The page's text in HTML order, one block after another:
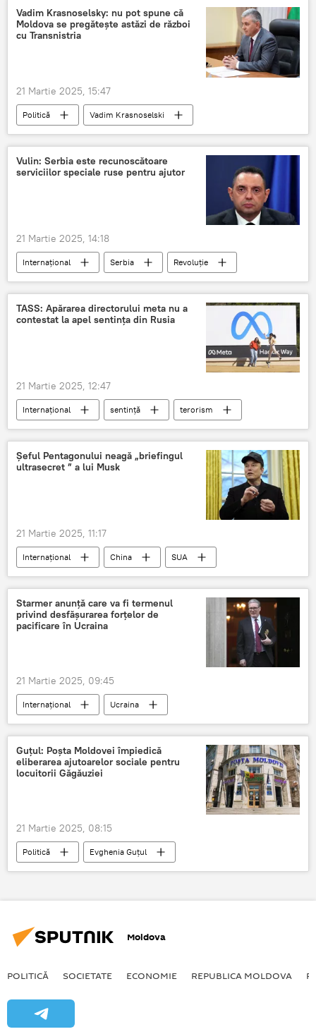
Vadim Krasnoselsky: nu pot spune că
Moldova se pregătește astăzi de război
cu Transnistria
21 Martie 2025, 15:47
Politică
Vadim Krasnoselski
Tiraspol
Moldova
Vulin: Serbia este recunoscătoare
serviciilor speciale ruse pentru ajutor
21 Martie 2025, 14:18
Internațional Serbia Revoluție
TASS: Apărarea directorului meta nu a
contestat la apel sentința din Rusia
21 Martie 2025, 12:47
Internațional sentință terorism
Șeful Pentagonului neagă „briefingul
ultrasecret ” a lui Musk
21 Martie 2025, 11:17
Internațional China
SUA
Elon Musk
Starmer anunță care va fi termenul
privind desfășurarea forțelor de
pacificare în Ucraina
21 Martie 2025, 09:45
Internațional Ucraina
Guțul: Poșta Moldovei împiedică
eliberarea ajutoarelor sociale pentru
locuitorii Găgăuziei
21 Martie 2025, 08:15
Politică
Evghenia Guțul
Poșta Moldovei
ajutor social
Moldova
POLITICĂ SOCIETATE ECONOMIE REPUBLICA MOLDOVA